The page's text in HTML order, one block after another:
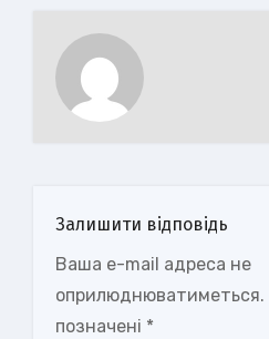
Залишити відповідь
Ваша e-mail адреса не
оприлюднюватиметься.
позначені *